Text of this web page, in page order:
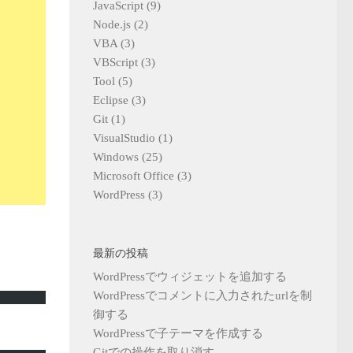
JavaScript (9)
Node.js (2)
VBA (3)
VBScript (3)
Tool (5)
Eclipse (3)
Git (1)
VisualStudio (1)
Windows (25)
Microsoft Office (3)
WordPress (3)
最新の投稿
WordPressでウィジェットを追加する
WordPressでコメントに入力されたurlを制
御する
WordPressで子テーマを作成する